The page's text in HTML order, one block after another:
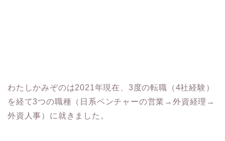
わたしかみぞのは2021年現在、3度の転職（4社経験）
を経て3つの職種（日系ベンチャーの営業→外資経理→
外資人事）に就きました。